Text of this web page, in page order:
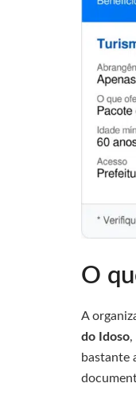
O
A
do Idoso,
bastante